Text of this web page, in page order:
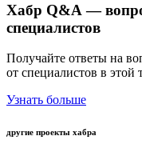
Хабр Q&A —
специалистов
Получайте ответы на
от специалистов в этой
Узнать больше
другие проекты хабра